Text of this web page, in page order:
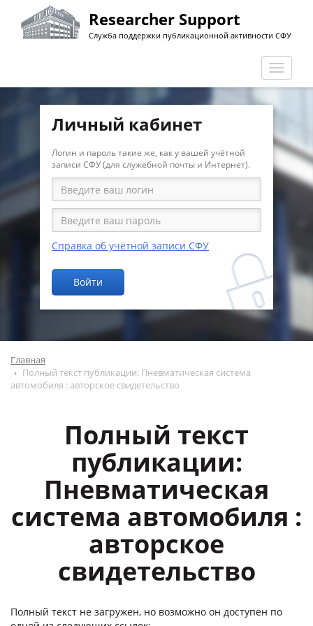
Перейти
основному
Researcher Support
Служба поддержки публикационной активности СФУ
Личный кабинет
Логин и пароль такие же, как у вашей учётной
записи СФУ (для служебной почты и Интернет).
Справка об учётной записи СФУ
Войти
Главная
Полный текст публикации: Пневматическая система
автомобиля : авторское свидетельство
Полный текст
публикации:
Пневматическая
система автомобиля :
авторское
свидетельство
Полный текст не загружен, но возможно он доступен по